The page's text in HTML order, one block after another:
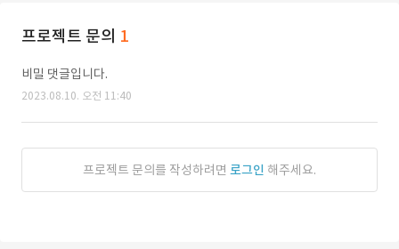
프로젝트 문의 1
비밀 댓글입니다.
2023.08.10. 오전 11:40
프로젝트 문의를 작성하려면 로그인 해주세요.